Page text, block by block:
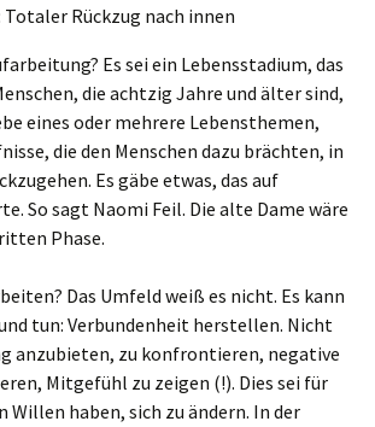
Rückzug nach innen
Es sei ein Lebensstadium, das
die achtzig Jahre und älter sind,
eines oder mehrere Lebensthemen,
die den Menschen dazu brächten, in
Es gäbe etwas, das auf
So sagt Naomi Feil. Die alte Dame wäre
Phase.
Das Umfeld weiß es nicht. Es kann
tun: Verbundenheit herstellen. Nicht
anzubieten, zu konfrontieren, negative
Mitgefühl zu zeigen (!). Dies sei für
Willen haben, sich zu ändern. In der